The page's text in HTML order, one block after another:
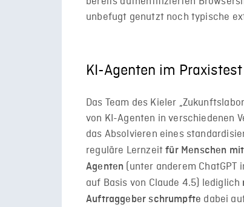
unbefugt genutzt noch typische
KI-Agenten im Praxistest
Das Team des Kieler
von KI-Agenten in verschiedenen
das Absolvieren eines
reguläre Lernzeit für Menschen
Agenten (unter anderem
auf Basis von Claude 4.5) lediglich
Auftraggeber schrumpfte dabei